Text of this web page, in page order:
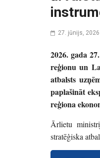
27. jūnijs, 2026
2026. gada
reģionu un
atbalsts
paplašināt
reģiona
Ārlietu
stratēģiska